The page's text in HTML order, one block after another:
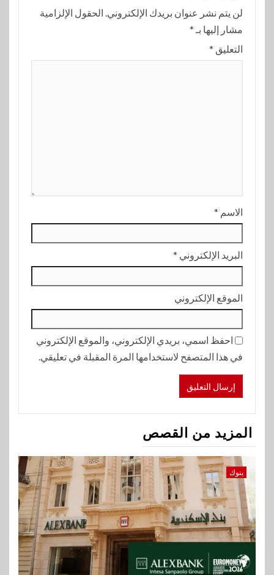
لن يتم نشر عنوان بريدك الإلكتروني. الحقول الإلزامية
مشار إليها بـ *
التعليق *
الاسم *
البريد الإلكتروني *
الموقع الإلكتروني
احفظ اسمي، بريدي الإلكتروني، والموقع الإلكتروني
في هذا المتصفح لاستخدامها المرة المقبلة في تعليقي.
المزيد من القصص
بنوك